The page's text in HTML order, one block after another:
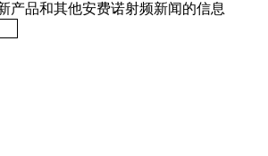
产品和其他安费诺射频新闻的信息